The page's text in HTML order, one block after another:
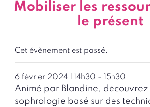
Mobiliser les
le présent
Cet évènement est passé.
6 février 2024 | 14h30 - 15h30
Animé par Blandine,
sophrologie basé sur des